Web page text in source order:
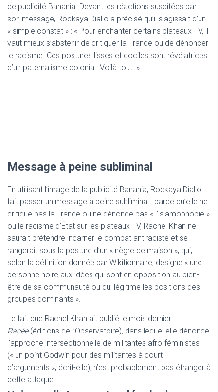
de publicité Banania. Devant les réactions suscitées par
son message, Rockaya Diallo a précisé qu’il s’agissait d’un
« simple constat » : « Pour enchanter certains plateaux TV, il
vaut mieux s’abstenir de critiquer la France ou de dénoncer
le racisme. Ces postures lisses et dociles sont révélatrices
d’un paternalisme colonial. Voilà tout. »
Message à peine subliminal
En utilisant l’image de la publicité Banania, Rockaya Diallo
fait passer un message à peine subliminal : parce qu’elle ne
critique pas la France ou ne dénonce pas « l’islamophobie »
ou le racisme d’État sur les plateaux TV, Rachel Khan ne
saurait prétendre incarner le combat antiraciste et se
rangerait sous la posture d’un « nègre de maison », qui,
selon la définition donnée par Wikitionnaire, désigne « une
personne noire aux idées qui sont en opposition au bien-
être de sa communauté ou qui légitime les positions des
groupes dominants ».
Le fait que Rachel Khan ait publié le mois dernier
Racée(éditions de l’Observatoire), dans lequel elle dénonce
l’approche intersectionnelle de militantes afro-féministes
(« un point Godwin pour des militantes à court
d’arguments », écrit-elle), n’est probablement pas étranger à
cette attaque…